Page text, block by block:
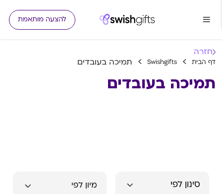
להצעה מותאמת
חזרה
דף הבית Swishgifts תמיכה בעובדים
תמיכה בעובדים
סינון לפי